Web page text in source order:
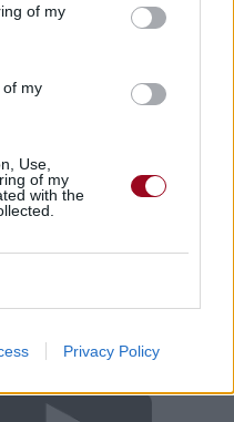
of my
of my
Use,
of my
with the
Privacy Policy
Vidéos
You Now
sans vidéo